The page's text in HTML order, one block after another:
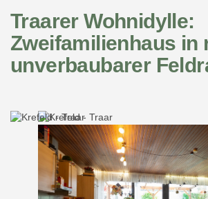
Traarer Wohnidylle:
Zweifamilienhaus in
unverbaubarer